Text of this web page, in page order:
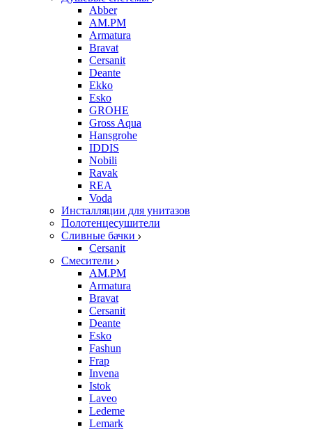
Abber
AM.PM
Armatura
Bravat
Cersanit
Deante
Ekko
Esko
GROHE
Gross Aqua
Hansgrohe
IDDIS
Nobili
Ravak
REA
Voda
Инсталляции для унитазов
Полотенцесушители
Сливные бачки
Cersanit
Смесители
AM.PM
Armatura
Bravat
Cersanit
Deante
Esko
Fashun
Frap
Invena
Istok
Laveo
Ledeme
Lemark